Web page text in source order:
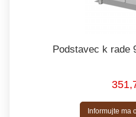
Podstavec k rade
Informujte ma